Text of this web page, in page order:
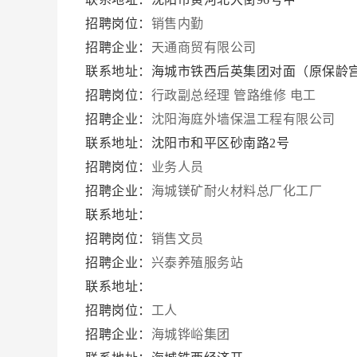
招聘岗位： 销售内勤
招聘企业： 天通商贸有限公司
联系地址：海城市铁西后英集团对面（原保龄
招聘岗位： 行政副总经理 管路维修 电工
招聘企业： 沈阳海庭外墙保温工程有限公司
联系地址：沈阳市和平区砂南路2号
招聘岗位： 业务人员
招聘企业： 海城镁矿耐火材料总厂化工厂
联系地址：
招聘岗位： 销售文员
招聘企业： 兴泰养殖服务站
联系地址：
招聘岗位： 工人
招聘企业： 海城铧峪集团